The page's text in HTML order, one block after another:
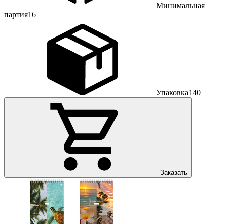
Минимальная
партия16
Упаковка140
Заказать